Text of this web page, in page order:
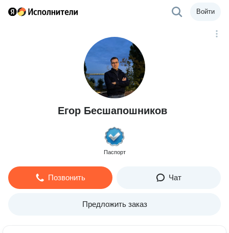
Войти
Егор Бесшапошников
Паспорт
Позвонить Чат
Предложить заказ